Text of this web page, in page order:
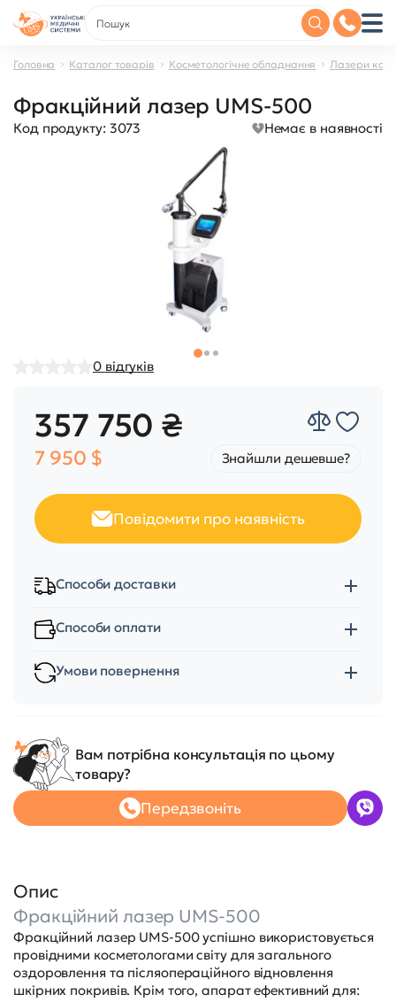
Головна Каталог товарів Косметологічне обладнання Лазери
Фракційний лазер UMS-500
Код продукту: 3073 Немає в наявності
0 відгуків
357 750 ₴
7 950 $ Знайшли дешевше?
Повідомити про наявність
Способи доставки
Способи оплати
Умови повернення
Вам потрібна консультація по цьому
товару?
Передзвоніть
Опис
Фракційний лазер UMS-500
Фракційний лазер UMS-500 успішно використовується
провідними косметологами світу для загального
оздоровлення та післяопераційного відновлення
шкірних покривів. Крім того, апарат ефективний для: